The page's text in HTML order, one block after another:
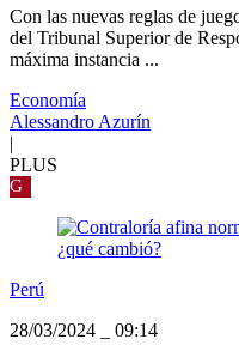
Con las nuevas reglas de
del Tribunal Superior de
máxima instancia ...
Economía
Alessandro Azurín
|
PLUS
G
Perú
28/03/2024
09:14